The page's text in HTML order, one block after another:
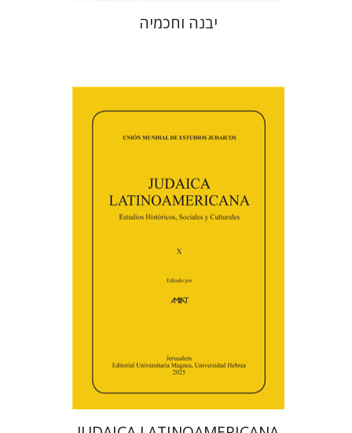
יבנה וחכמיה
פלורינדה פ. גולדברג.
פולט
קרשונוביץ שוסטר
דבי רויטמן אפרים זדוף
$53
$48